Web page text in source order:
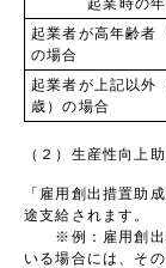
起業時の
起業者が高年齢者
の場合
起業者が上記以外
歳）の場合
（２）生産性向上
「雇用創出措置助
途支給されます。
※例：雇用創出措
いる場合には、そ